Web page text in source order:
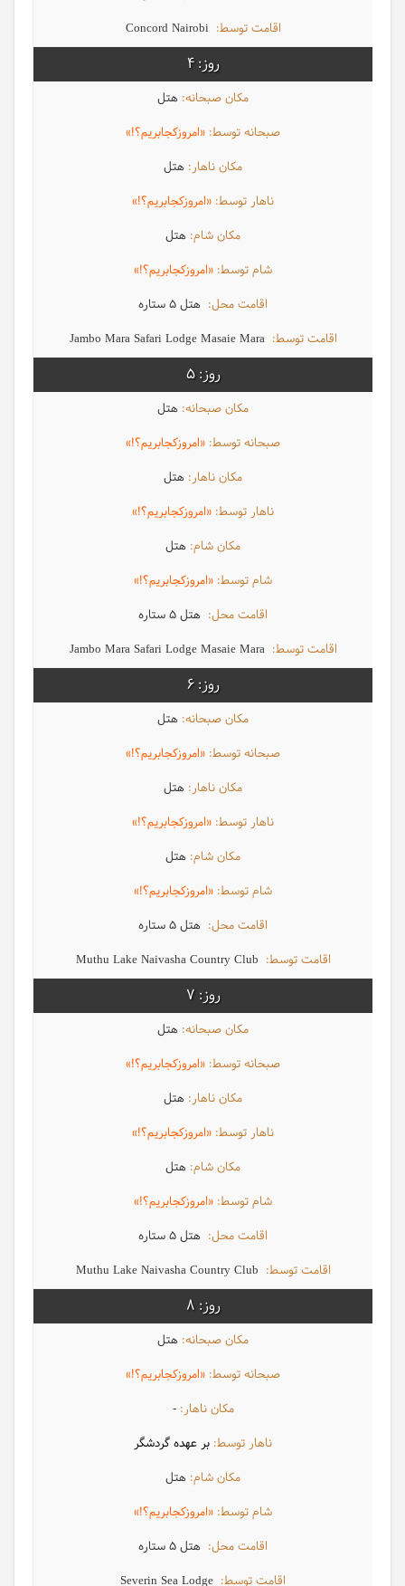
Concord Nairobi
4
هتل
«امروزکجابریم؟!»
هتل
«امروزکجابریم؟!»
هتل
«امروزکجابریم؟!»
هتل 5 ستاره
Jambo Mara Safari Lodge Masaie Mara
5
هتل
«امروزکجابریم؟!»
هتل
«امروزکجابریم؟!»
هتل
«امروزکجابریم؟!»
هتل 5 ستاره
Jambo Mara Safari Lodge Masaie Mara
6
هتل
«امروزکجابریم؟!»
هتل
«امروزکجابریم؟!»
هتل
«امروزکجابریم؟!»
هتل 5 ستاره
7
هتل
«امروزکجابریم؟!»
هتل
«امروزکجابریم؟!»
هتل
«امروزکجابریم؟!»
هتل 5 ستاره
8
هتل
«امروزکجابریم؟!»
-
بر عهده گردشگر
هتل
«امروزکجابریم؟!»
هتل 5 ستاره